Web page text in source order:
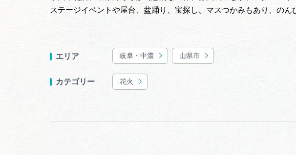
ステージイベントや屋台、盆踊り、宝探し、マスつかみもあり、のん
エリア 岐阜・中濃 山県市
カテゴリー 花火